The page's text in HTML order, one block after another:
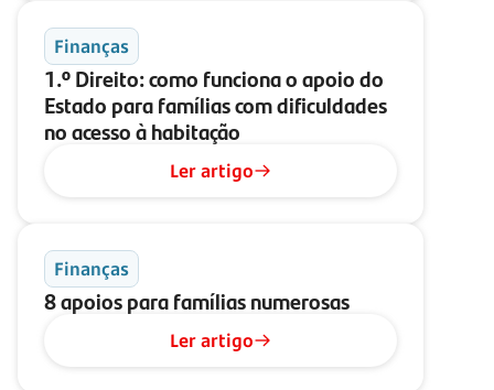
Finanças
1.º Direito: como funciona o apoio do
Estado para famílias com dificuldades
no acesso à habitação
Ler artigo
Finanças
8 apoios para famílias numerosas
Ler artigo